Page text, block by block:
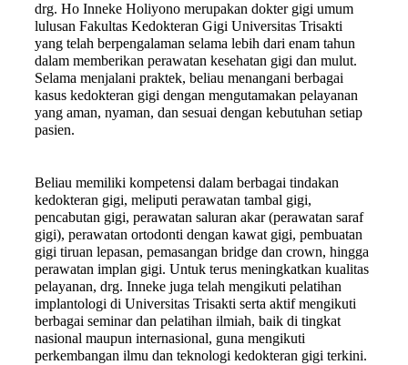
drg. Ho Inneke Holiyono merupakan dokter gigi umum
lulusan Fakultas Kedokteran Gigi Universitas Trisakti
yang telah berpengalaman selama lebih dari enam tahun
dalam memberikan perawatan kesehatan gigi dan mulut.
Selama menjalani praktek, beliau menangani berbagai
kasus kedokteran gigi dengan mengutamakan pelayanan
yang aman, nyaman, dan sesuai dengan kebutuhan setiap
pasien.
Beliau memiliki kompetensi dalam berbagai tindakan
kedokteran gigi, meliputi perawatan tambal gigi,
pencabutan gigi, perawatan saluran akar (perawatan saraf
gigi), perawatan ortodonti dengan kawat gigi, pembuatan
gigi tiruan lepasan, pemasangan bridge dan crown, hingga
perawatan implan gigi. Untuk terus meningkatkan kualitas
pelayanan, drg. Inneke juga telah mengikuti pelatihan
implantologi di Universitas Trisakti serta aktif mengikuti
berbagai seminar dan pelatihan ilmiah, baik di tingkat
nasional maupun internasional, guna mengikuti
perkembangan ilmu dan teknologi kedokteran gigi terkini.